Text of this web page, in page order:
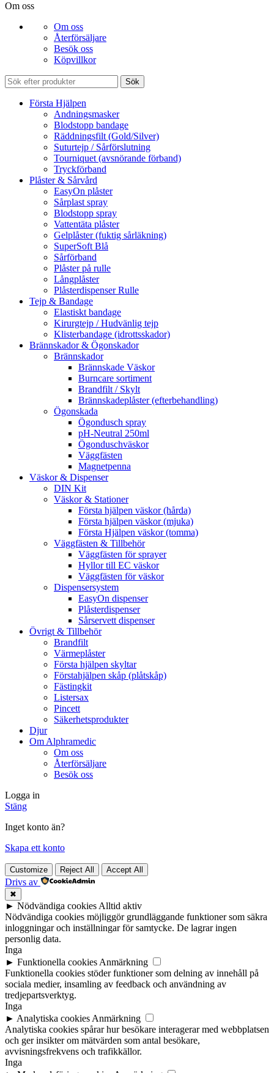
Om oss
Om oss
Återförsäljare
Besök oss
Köpvillkor
Sök
Första Hjälpen
Andningsmasker
Blodstopp bandage
Räddningsfilt (Gold/Silver)
Suturtejp / Sårförslutning
Tourniquet (avsnörande förband)
Tryckförband
Plåster & Sårvård
EasyOn plåster
Sårplast spray
Blodstopp spray
Vattentäta plåster
Gelplåster (fuktig sårläkning)
SuperSoft Blå
Sårförband
Plåster på rulle
Långplåster
Plåsterdispenser Rulle
Tejp & Bandage
Elastiskt bandage
Kirurgtejp / Hudvänlig tejp
Klisterbandage (idrottsskador)
Brännskador & Ögonskador
Brännskador
Brännskade Väskor
Burncare sortiment
Brandfilt / Skylt
Brännskadeplåster (efterbehandling)
Ögonskada
Ögondusch spray
pH-Neutral 250ml
Ögonduschväskor
Väggfästen
Magnetpenna
Väskor & Dispenser
DIN Kit
Väskor & Stationer
Första hjälpen väskor (hårda)
Första hjälpen väskor (mjuka)
Första Hjälpen väskor (tomma)
Väggfästen & Tillbehör
Väggfästen för sprayer
Hyllor till EC väskor
Väggfästen för väskor
Dispensersystem
EasyOn dispenser
Plåsterdispenser
Sårservett dispenser
Övrigt & Tillbehör
Brandfilt
Värmeplåster
Första hjälpen skyltar
Förstahjälpen skåp (plåtskåp)
Fästingkit
Listersax
Pincett
Säkerhetsprodukter
Djur
Om Alphramedic
Om oss
Återförsäljare
Besök oss
Logga in
Stäng
Inget konto än?
Skapa ett konto
Customize Reject All Accept All
Drivs av
✖
► Nödvändiga cookies Alltid aktiv
Nödvändiga cookies möjliggör grundläggande funktioner som säkra
inloggningar och inställningar för samtycke. De lagrar ingen
personlig data.
Inga
► Funktionella cookies Anmärkning
Funktionella cookies stöder funktioner som delning av innehåll på
sociala medier, insamling av feedback och användning av
tredjepartsverktyg.
Inga
► Analytiska cookies Anmärkning
Analytiska cookies spårar hur besökare interagerar med webbplatsen
och ger insikter om mätvärden som antal besökare,
avvisningsfrekvens och trafikkällor.
Inga